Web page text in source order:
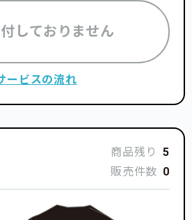
しておりません
ービスの流れ
商品残り
5
販売件数 0